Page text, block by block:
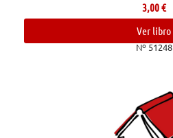
3,00€
Ver libro
Nº 51248